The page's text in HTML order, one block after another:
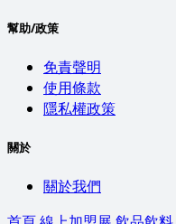
幫助/政策
免責聲明
使用條款
隱私權政策
關於
關於我們